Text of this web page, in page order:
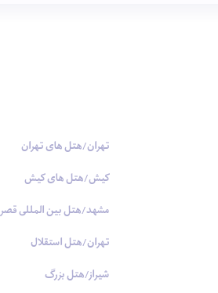
تهران/هتل های تهران
کیش/هتل های کیش
مشهد/هتل بین المللی قصر
تهران/هتل استقلال
شیراز/هتل بزرگ